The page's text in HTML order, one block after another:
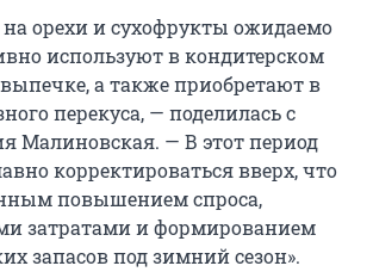
на орехи и сухофрукты ожидаемо
используют в кондитерском
а также приобретают в
перекуса, — поделилась с
Малиновская. — В этот период
корректироваться вверх, что
повышением спроса,
затратами и формированием
запасов под зимний сезон».